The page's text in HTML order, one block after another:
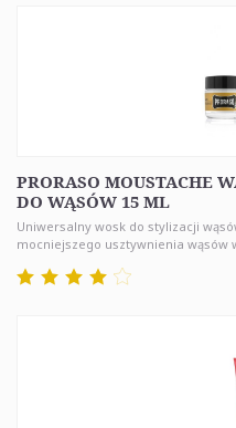
PRORASO MOUSTACHE
DO WĄSÓW 15 ML
Uniwersalny wosk do stylizacji
mocniejszego usztywnienia wąsów